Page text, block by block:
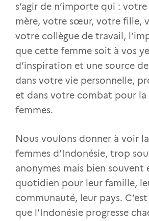
s’agir de n’importe qui :
mère, votre sœur, votre fille,
votre collègue de travail,
que cette femme soit à vos
d’inspiration et une source
dans votre vie personnelle,
et dans votre combat pour la
femmes.
Nous voulons donner à voir
femmes d’Indonésie, trop
anonymes mais bien souvent
quotidien pour leur famille,
communauté, leur pays.
que l’Indonésie progresse